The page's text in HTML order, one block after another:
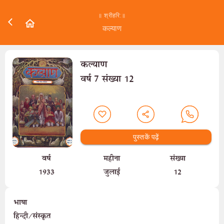
॥ श्रीहरि:॥
कल्याण
कल्याण
वर्ष 7 संख्या 12
पुस्तकें पढ़ें
वर्ष
1933
महीना
जुलाई
संख्या
12
भाषा
हिन्दी/संस्कृत